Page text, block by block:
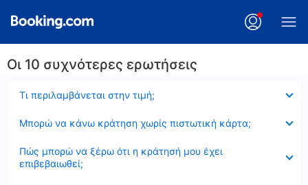
Οι 10 συχνότερες ερωτήσεις
Τι περιλαμβάνεται στην τιμή;
Μπορώ να κάνω κράτηση χωρίς πιστωτική κάρτα;
Πώς μπορώ να ξέρω ότι η κράτησή μου έχει
επιβεβαιωθεί;